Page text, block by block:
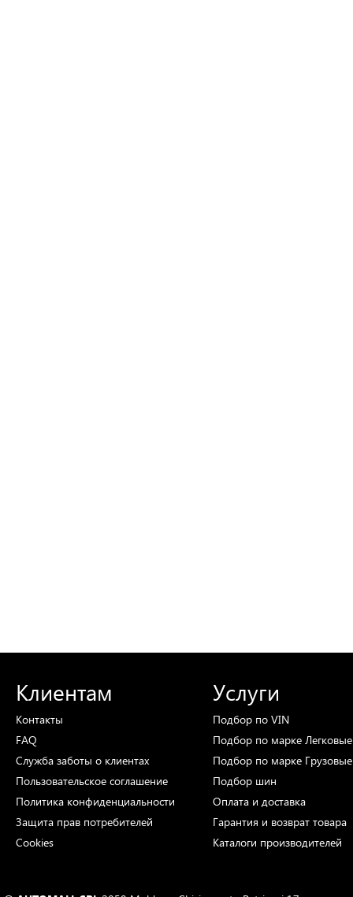
Клиентам
Контакты
FAQ
Служба заботы о клиентах
Пользовательское соглашение
Политика конфиденциальности
Защита прав потребителей
Cookies
Услуги
Подбор по VIN
Подбор по марке
Подбор по марке
Подбор шин
Оплата и доставка
Гарантия и возврат товара
Каталоги производителей